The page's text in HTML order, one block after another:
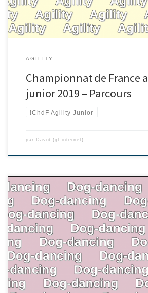
AGILITY
Championnat de France
junior 2019 – Parcours
!ChdF Agility Junior
par David (gt-internet)